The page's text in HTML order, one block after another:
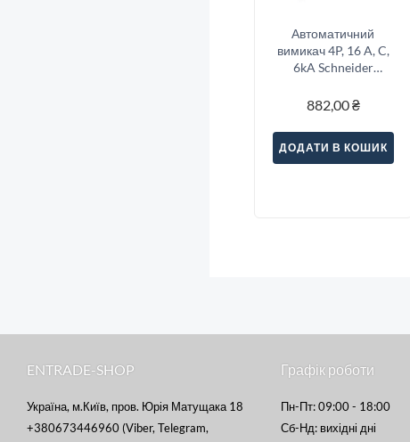
Автоматичний
вимикач 4P, 16 A, C,
6kA Schneider
882,00₴
ДОДАТИ В КОШИК
ENTRADE-SHOP
Україна, м.Київ, пров. Юрія Матущака 18
+380673446960 (Viber, Telegram,
Графік роботи
Пн-Пт: 09:00 - 18:00
Сб-Нд: вихідні дні